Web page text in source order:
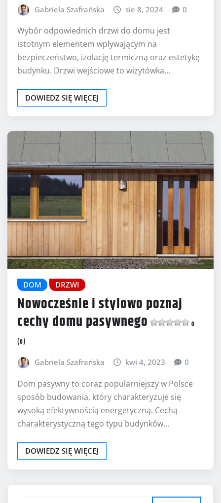
Gabriela Szafrańska sie 8, 2024 0
Wybór odpowiednich drzwi do domu jest
istotnym elementem wpływającym na
bezpieczeństwo, izolację termiczną oraz estetykę
budynku. Drzwi wejściowe to wizytówka…
DOWIEDZ SIĘ WIĘCEJ
DOM DRZWI
Nowocześnie i stylowo poznaj
cechy domu pasywnego
0
(0)
Gabriela Szafrańska kwi 4, 2023 0
Dom pasywny to coraz popularniejszy w Polsce
sposób budowania, który charakteryzuje się
wysoką efektywnością energetyczną. Cechą
charakterystyczną tego typu budynków…
DOWIEDZ SIĘ WIĘCEJ